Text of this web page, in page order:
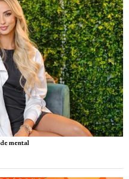
mental